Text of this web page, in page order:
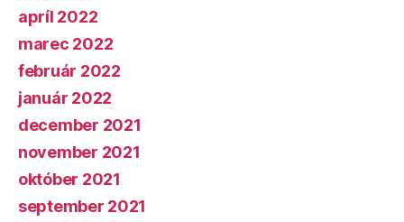
apríl 2022
marec 2022
február 2022
január 2022
december 2021
november 2021
október 2021
september 2021